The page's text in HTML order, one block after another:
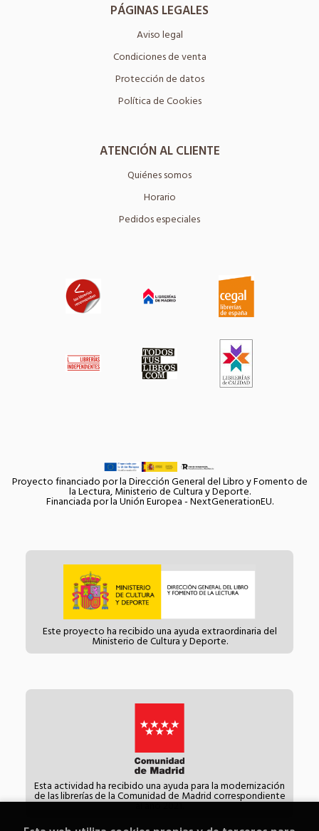
PÁGINAS LEGALES
Aviso legal
Condiciones de venta
Protección de datos
Política de Cookies
ATENCIÓN AL CLIENTE
Quiénes somos
Horario
Pedidos especiales
Proyecto financiado por la Dirección General del Libro y Fomento de
la Lectura, Ministerio de Cultura y Deporte.
Financiada por la Unión Europea - NextGenerationEU.
Este proyecto ha recibido una ayuda extraordinaria del
Ministerio de Cultura y Deporte.
Esta actividad ha recibido una ayuda para la modernización
de las librerías de la Comunidad de Madrid correspondiente
al año 2021.